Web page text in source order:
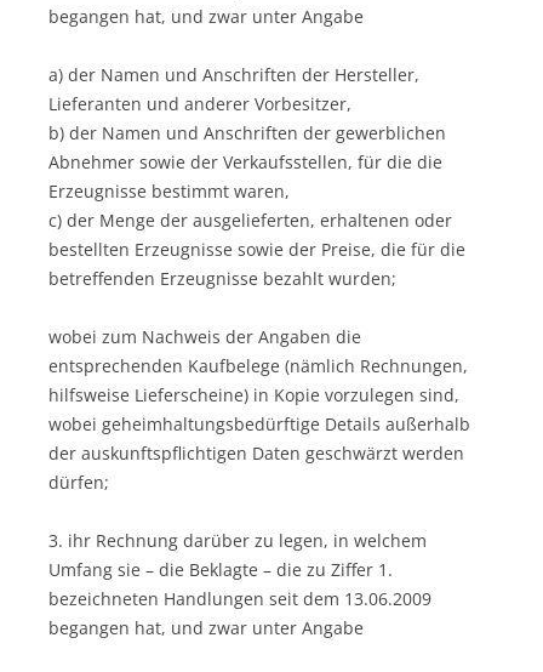
begangen hat, und zwar unter Angabe
a) der Namen und Anschriften der Hersteller,
Lieferanten und anderer Vorbesitzer,
b) der Namen und Anschriften der gewerblichen
Abnehmer sowie der Verkaufsstellen, für die die
Erzeugnisse bestimmt waren,
c) der Menge der ausgelieferten, erhaltenen oder
bestellten Erzeugnisse sowie der Preise, die für die
betreffenden Erzeugnisse bezahlt wurden;
wobei zum Nachweis der Angaben die
entsprechenden Kaufbelege (nämlich Rechnungen,
hilfsweise Lieferscheine) in Kopie vorzulegen sind,
wobei geheimhaltungsbedürftige Details außerhalb
der auskunftspflichtigen Daten geschwärzt werden
dürfen;
3. ihr Rechnung darüber zu legen, in welchem
Umfang sie – die Beklagte – die zu Ziffer 1.
bezeichneten Handlungen seit dem 13.06.2009
begangen hat, und zwar unter Angabe